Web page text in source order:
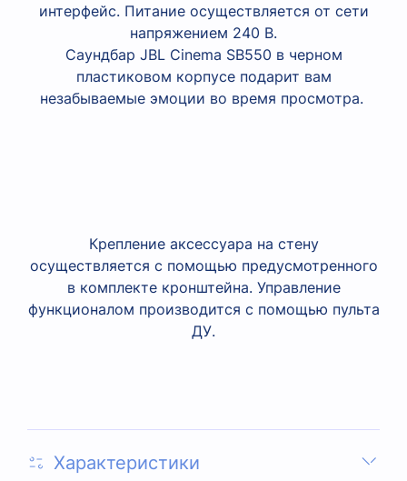
интерфейс. Питание осуществляется от сети
напряжением 240 В.
Саундбар JBL Cinema SB550 в черном
пластиковом корпусе подарит вам
незабываемые эмоции во время просмотра.
Крепление аксессуара на стену
осуществляется с помощью предусмотренного
в комплекте кронштейна. Управление
функционалом производится с помощью пульта
ДУ.
Характеристики